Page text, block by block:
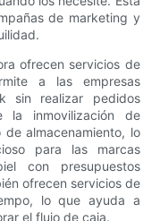
de marketing y
ofrecen servicios de
a las empresas
sin realizar pedidos
la inmovilización de
almacenamiento, lo
para las marcas
con presupuestos
ofrecen servicios de
lo que ayuda a
el flujo de caja.